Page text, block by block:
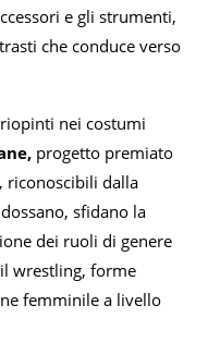
e gli strumenti,
che conduce verso
nei costumi
progetto premiato
riconoscibili dalla
sfidano la
dei ruoli di genere
wrestling, forme
femminile a livello